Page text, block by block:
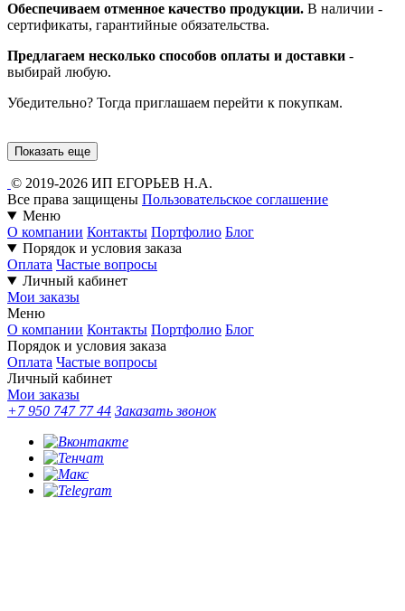
Обеспечиваем отменное качество продукции. В наличии -
сертификаты, гарантийные обязательства.
Предлагаем несколько способов оплаты и доставки -
выбирай любую.
Убедительно? Тогда приглашаем перейти к покупкам.
Показать еще
© 2019-2026 ИП ЕГОРЬЕВ Н.А.
Все права защищены Пользовательское соглашение
Меню
О компании Контакты Портфолио Блог
Порядок и условия заказа
Оплата Частые вопросы
Личный кабинет
Мои заказы
Меню
О компании Контакты Портфолио Блог
Порядок и условия заказа
Оплата Частые вопросы
Личный кабинет
Мои заказы
+7 950 747 77 44 Заказать звонок